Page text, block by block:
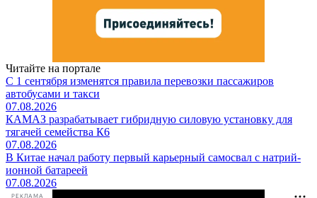
Читайте на портале
С 1 сентября изменятся правила перевозки пассажиров
автобусами и такси
07.08.2026
КАМАЗ разрабатывает гибридную силовую установку для
тягачей семейства К6
07.08.2026
В Китае начал работу первый карьерный самосвал с натрий-
ионной батареей
07.08.2026
РЕКЛАМА